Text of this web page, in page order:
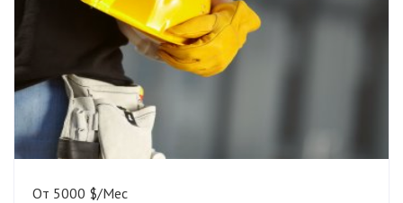
От 5000 $/Мес